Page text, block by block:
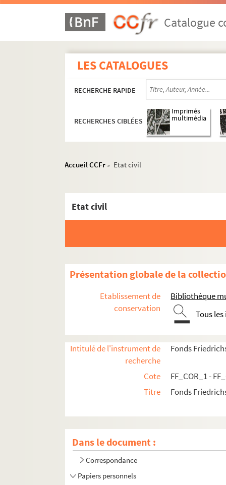
Catalogue
LES CATALOGUES
RECHERCHE RAPIDE
RECHERCHES CIBLÉES
Imprimés
multimédia
Accueil CCFr > Etat civil
Etat civil
Présentation globale de la
Etablissement de
conservation
Bibliothèque
Tous
Intitulé de l'instrument de
recherche
Fonds
Cote
FF_COR_1 -
Titre
Fonds
Dans le document :
Correspondance
Papiers personnels